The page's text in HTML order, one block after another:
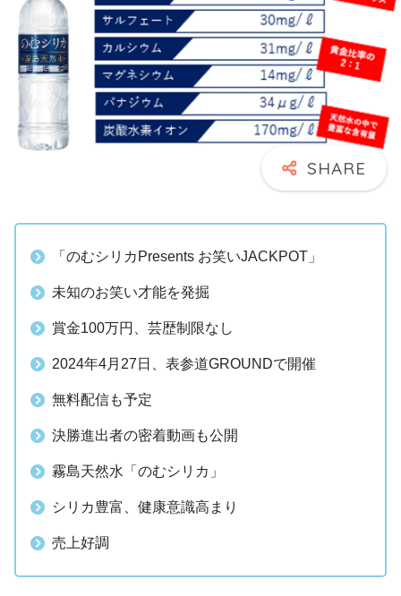
「のむシリカPresents お笑いJACKPOT」
未知のお笑い才能を発掘
賞金100万円、芸歴制限なし
2024年4月27日、表参道GROUNDで開催
無料配信も予定
決勝進出者の密着動画も公開
霧島天然水「のむシリカ」
シリカ豊富、健康意識高まり
売上好調